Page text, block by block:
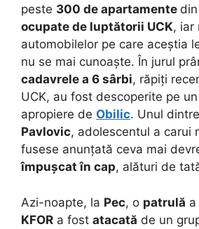
peste 300 de apartamente din
ocupate de luptătorii UCK, iar
automobilelor pe care aceștia
nu se mai cunoaște. În jurul
cadavrele a 6 sârbi, răpiți
UCK, au fost descoperite pe
apropiere de Obilic. Unul
Pavlovic, adolescentul a carui
fusese anunțată ceva mai
împușcat în cap, alături de
Azi-noapte, la Pec, o patrulă
KFOR a fost atacată de un